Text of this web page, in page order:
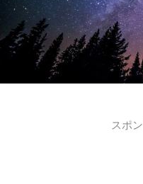
スポ